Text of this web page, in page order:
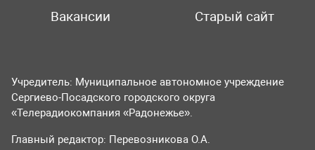
Вакансии
Старый сайт
Учредитель: Муниципальное автономное учреждение
Сергиево-Посадского городского округа
«Телерадиокомпания «Радонежье».
Главный редактор: Перевозникова О.А.